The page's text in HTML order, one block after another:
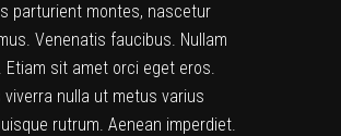
parturient montes, nascetur
Venenatis faucibus. Nullam
Etiam sit amet orci eget eros.
viverra nulla ut metus varius
rutrum. Aenean imperdiet.